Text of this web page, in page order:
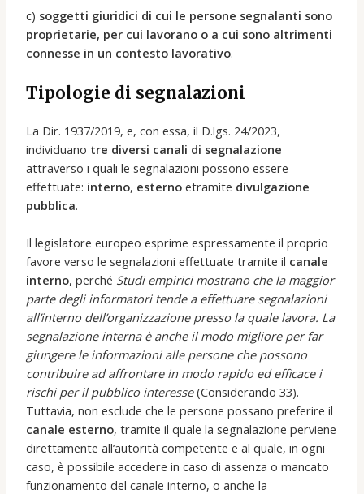
c) soggetti giuridici di cui le persone segnalanti sono
proprietarie, per cui lavorano o a cui sono altrimenti
connesse in un contesto lavorativo.
Tipologie di segnalazioni
La Dir. 1937/2019, e, con essa, il D.lgs. 24/2023,
individuano tre diversi canali di segnalazione
attraverso i quali le segnalazioni possono essere
effettuate: interno, esterno etramite divulgazione
pubblica.
Il legislatore europeo esprime espressamente il proprio
favore verso le segnalazioni effettuate tramite il canale
interno, perché Studi empirici mostrano che la maggior
parte degli informatori tende a effettuare segnalazioni
all’interno dell’organizzazione presso la quale lavora. La
segnalazione interna è anche il modo migliore per far
giungere le informazioni alle persone che possono
contribuire ad affrontare in modo rapido ed efficace i
rischi per il pubblico interesse(Considerando 33).
Tuttavia, non esclude che le persone possano preferire il
canale esterno, tramite il quale la segnalazione perviene
direttamente all’autorità competente e al quale, in ogni
caso, è possibile accedere in caso di assenza o mancato
funzionamento del canale interno, o anche la